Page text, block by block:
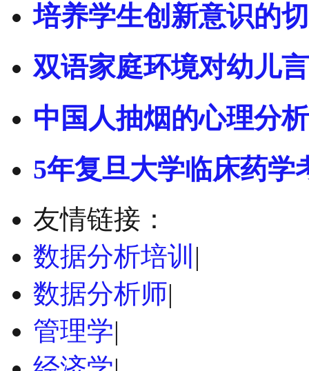
培养学生创新意识的
双语家庭环境对幼儿
中国人抽烟的心理分
5年复旦大学临床药学
友情链接：
数据分析培训 |
数据分析师|
管理学|